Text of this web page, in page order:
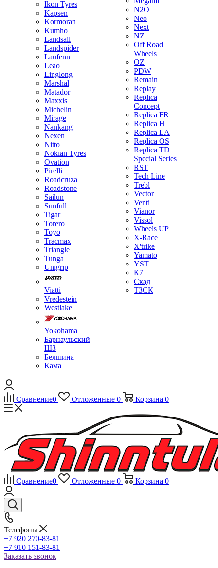
Ikon Tyres
Kapsen
Kormoran
Kumho
Landsail
Landspider
Laufenn
Leao
Linglong
Marshal
Matador
Maxxis
Michelin
Mirage
Nankang
Nexen
Nitto
Nokian Tyres
Ovation
Pirelli
Roadcruza
Roadstone
Sailun
Sunfull
Tigar
Torero
Toyo
Tracmax
Triangle
Tunga
Unigrip
Viatti
Vredestein
Westlake
Yokohama
Барнаульский
ШЗ
Белшина
Кама
N2O
Neo
Next
NZ
Off Road
Wheels
OZ
PDW
Remain
Replay
Replica
Concept
Replica FR
Replica H
Replica LA
Replica OS
Replica TD
Special Series
RST
Tech Line
Trebl
Vector
Venti
Vianor
Vissol
Wheels UP
X-Race
X'trike
Yamato
YST
К7
Скад
ТЗСК
Сравнение0 Отложенные 0 Корзина 0
Сравнение0 Отложенные 0 Корзина 0
Телефоны
+7 920 270-83-81
+7 910 151-83-81
Заказать звонок